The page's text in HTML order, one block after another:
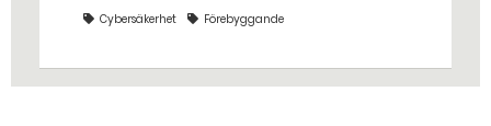
Malm på branschorganisationen
Cybersäkerhet
Förebyggande